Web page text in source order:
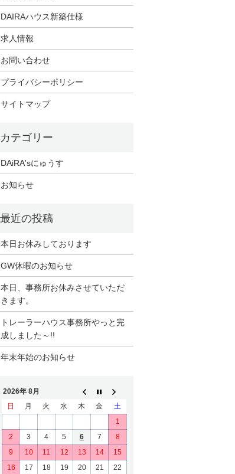
DAIRAハウス新築仕様
求人情報
お問い合わせ
プライバシーポリシー
サイトマップ
DAiRA'sにゅうす
お知らせ
本日お休みしております
GW休暇のお知らせ
本日、事務所お休みさせていただ
きます。
トレーラーハウス事務所やっと完
成しました～!!
年末年始のお知らせ
2026年 8月
日
月 火 水 木 金
土
1
2
3 4 5 6 7
8
9
10 11 12 13 14
15
16
17 18 19 20 21 22